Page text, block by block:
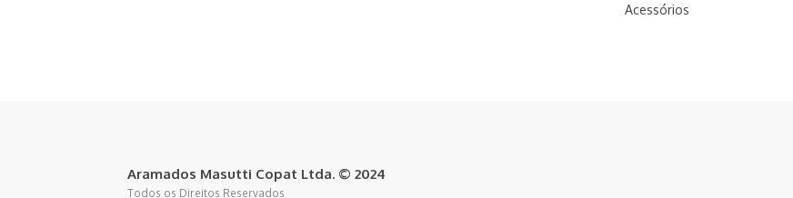
Acessórios
Aramados Masutti Copat Ltda. © 2024
Todos os Direitos Reservados